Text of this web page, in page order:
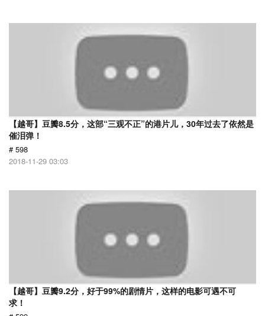
【越哥】豆瓣8.5分，这部“三观不正”的港片儿，30年过去了依然是
催泪弹！
# 598
2018-11-29 03:03
【越哥】豆瓣9.2分，好于99%的剧情片，这样的电影可遇不可
求！